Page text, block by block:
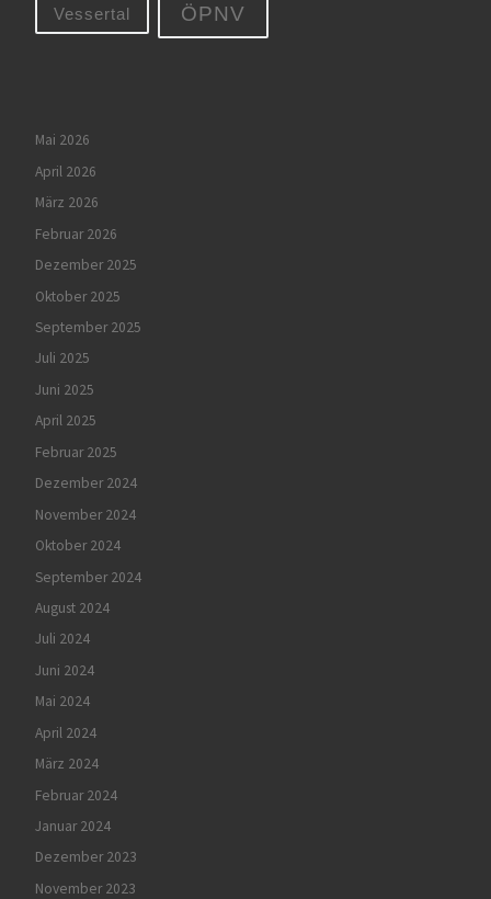
Vessertal ÖPNV
Mai 2026
April 2026
März 2026
Februar 2026
Dezember 2025
Oktober 2025
September 2025
Juli 2025
Juni 2025
April 2025
Februar 2025
Dezember 2024
November 2024
Oktober 2024
September 2024
August 2024
Juli 2024
Juni 2024
Mai 2024
April 2024
März 2024
Februar 2024
Januar 2024
Dezember 2023
November 2023